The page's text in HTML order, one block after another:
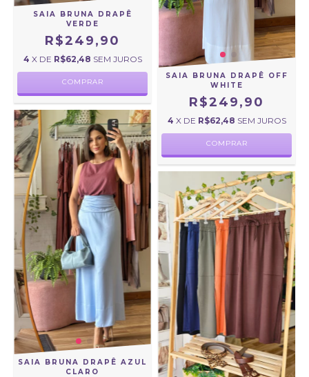
SAIA BRUNA DRAPÊ
VERDE
R$249,90
4 X DE R$62,48 SEM JUROS
COMPRAR
SAIA BRUNA DRAPÊ OFF
WHITE
R$249,90
4 X DE R$62,48 SEM JUROS
COMPRAR
SAIA BRUNA DRAPÊ AZUL
CLARO